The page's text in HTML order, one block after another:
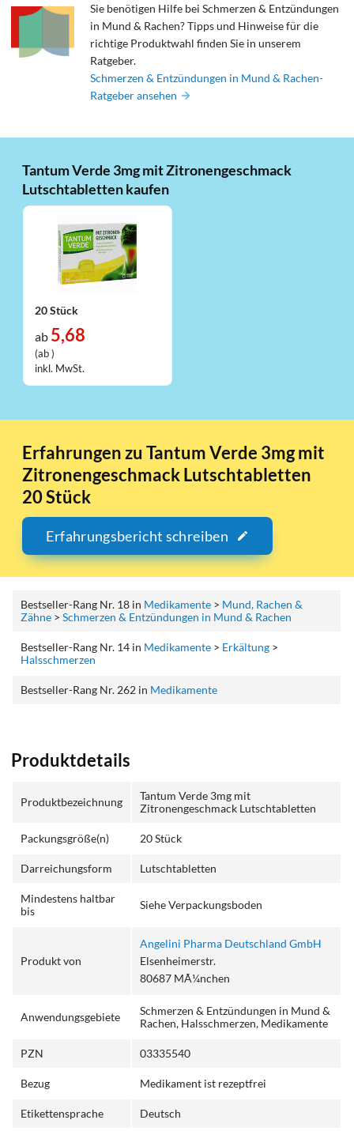
Sie benötigen Hilfe bei Schmerzen & Entzündungen
in Mund & Rachen? Tipps und Hinweise für die
richtige Produktwahl finden Sie in unserem
Ratgeber.
Schmerzen & Entzündungen in Mund & Rachen-
Ratgeber ansehen
Tantum Verde 3mg mit Zitronengeschmack
Lutschtabletten kaufen
20 Stück
ab 5,68
(ab )
inkl. MwSt.
Erfahrungen zu Tantum Verde 3mg mit
Zitronengeschmack Lutschtabletten
20 Stück
Erfahrungsbericht schreiben
Bestseller-Rang Nr. 18 in Medikamente > Mund, Rachen &
Zähne >Schmerzen & Entzündungen in Mund & Rachen
Bestseller-Rang Nr. 14 in Medikamente > Erkältung >
Halsschmerzen
Bestseller-Rang Nr. 262 in Medikamente
Produktdetails
Produktbezeichnung
Tantum Verde 3mg mit
Zitronengeschmack Lutschtabletten
Packungsgröße(n) 20 Stück
Darreichungsform Lutschtabletten
Mindestens haltbar
bis
Siehe Verpackungsboden
Produkt von
Angelini Pharma Deutschland GmbH
Elsenheimerstr.
80687 MÃ¼nchen
Anwendungsgebiete
Schmerzen & Entzündungen in Mund &
Rachen, Halsschmerzen, Medikamente
PZN 03335540
Bezug Medikament ist rezeptfrei
Etikettensprache Deutsch